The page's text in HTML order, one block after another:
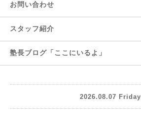
お問い合わせ
スタッフ紹介
塾長ブログ「ここにいるよ」
2026.08.07 Friday